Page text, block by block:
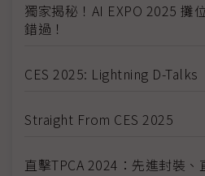
獨家揭秘！AI EXPO 2025 攤
錯過！
CES 2025: Lightning D-Talks
Straight From CES 2025
直擊TPCA 2024：先進封裝